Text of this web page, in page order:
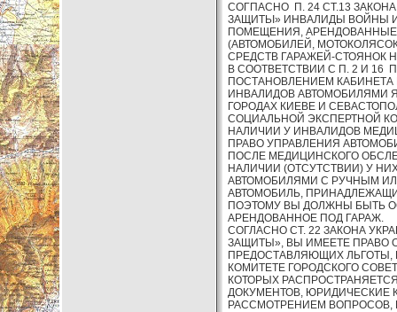
СОГПАСНО П. 24 СТ.13
ЗАЩИТЬІ» ИНВАЛИДЫ ВОЙНЫ
ПОМЕЩЕНИЯ,
(АВТОМОБИЛЕЙ,
СРЕДСТВ ГАРАЖЕЙ-СТОЯНОК
В СООТВЕТСТВИИ С П. 2 И
ПОСТАНОВЛЕНИЕМ КАБИНЕТА
ИНВАЛИДОВ АВТОМОБИЛЯМИ
ГОРОДАХ КИЕВЕ И
СОЦИАЛЬНОЙ ЭКСПЕРТНОЙ
НАЛИЧИИ У ИНВАЛИДОВ
ПРАВО УПРАВЛЕНИЯ
ПОСЛЕ МЕДИЦИНСКОГО
НАЛИЧИИ (ОТСУТСТВИИ) У
АВТОМОБИЛЯМИ С РУЧНЫМ
АВТОМОБИЛЬ,
ПОЭТОМУ ВЫ ДОЛЖНЫ БЫТЬ
АРЕНДОВАННОЕ ПОД ГАРАЖ.
СОГЛАСНО СТ. 22 ЗАКОНА
ЗАЩИТЫ», ВЫ ИМЕЕТЕ ПРАВО
ПРЕДОСТАВЛЯЮЩИХ
КОМИТЕТЕ ГОРОДСКОГО
КОТОРЫХ
ДОКУМЕНТОВ, ЮРИДИЧЕСКИЕ
РАССМОТРЕНИЕМ